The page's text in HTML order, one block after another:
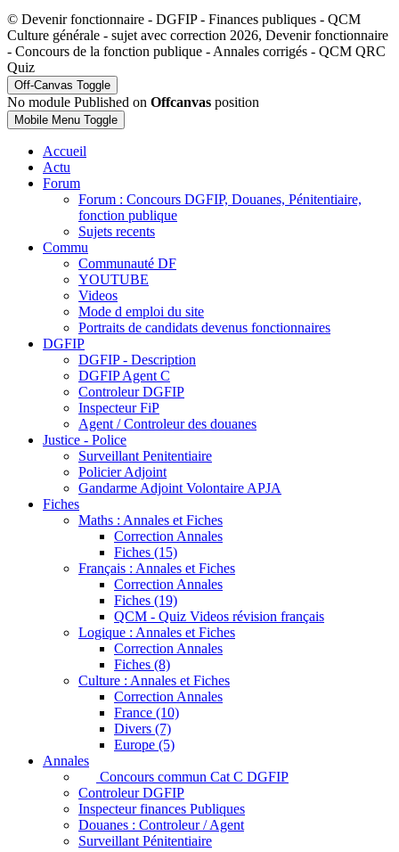
© Devenir fonctionnaire - DGFIP - Finances publiques - QCM
Culture générale - sujet avec correction 2026, Devenir fonctionnaire
- Concours de la fonction publique - Annales corrigés - QCM QRC
Quiz
Off-Canvas Toggle
No module Published on Offcanvas position
Mobile Menu Toggle
Accueil
Actu
Forum
Forum : Concours DGFIP, Douanes, Pénitentiaire,
fonction publique
Sujets recents
Commu
Communauté DF
YOUTUBE
Videos
Mode d emploi du site
Portraits de candidats devenus fonctionnaires
DGFIP
DGFIP - Description
DGFIP Agent C
Controleur DGFIP
Inspecteur FiP
Agent / Controleur des douanes
Justice - Police
Surveillant Penitentiaire
Policier Adjoint
Gandarme Adjoint Volontaire APJA
Fiches
Maths : Annales et Fiches
Correction Annales
Fiches (15)
Français : Annales et Fiches
Correction Annales
Fiches (19)
QCM - Quiz Videos révision français
Logique : Annales et Fiches
Correction Annales
Fiches (8)
Culture : Annales et Fiches
Correction Annales
France (10)
Divers (7)
Europe (5)
Annales
Concours commun Cat C DGFIP
Controleur DGFIP
Inspecteur finances Publiques
Douanes : Controleur / Agent
Surveillant Pénitentiaire